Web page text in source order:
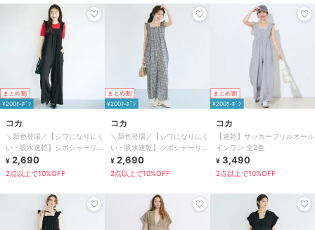
まとめ割
¥200ｸｰﾎﾟﾝ
コカ
＼新色登場／【シワになりにく
い・吸水速乾】シボシャーリン
グフリルオールインワン 全2色
¥ 2,690
2点以上で10%OFF
まとめ割
¥200ｸｰﾎﾟﾝ
コカ
＼新色登場／【シワになりにく
い・吸水速乾】シボシャーリン
グフリルオールインワン 全2色
¥ 2,690
2点以上で10%OFF
まとめ割
¥200ｸｰﾎﾟﾝ
コカ
【速乾】サッカーフリルオール
インワン 全2色
¥ 3,490
2点以上で10%OFF